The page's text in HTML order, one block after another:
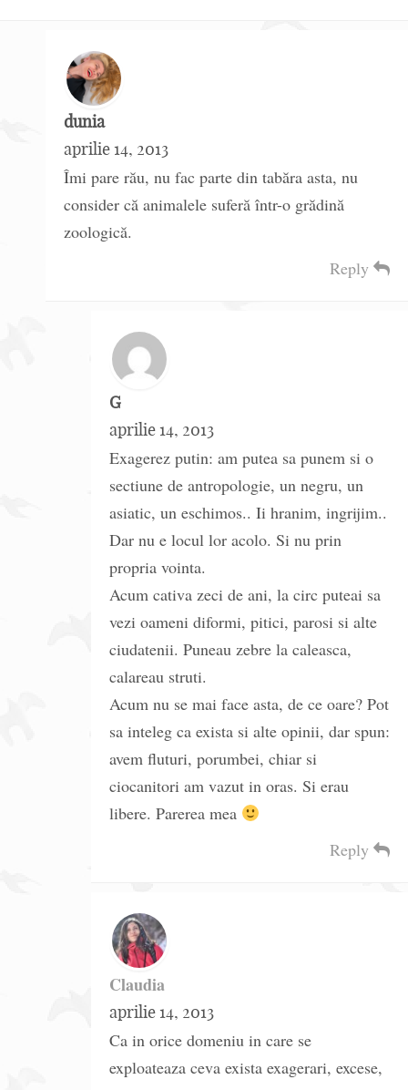
dunia
aprilie 14, 2013
Îmi pare rău, nu fac parte din tabăra asta, nu
consider că animalele suferă într-o grădină
zoologică.
Reply
G
aprilie 14, 2013
Exagerez putin: am putea sa punem si o
sectiune de antropologie, un negru, un
asiatic, un eschimos.. Ii hranim, ingrijim..
Dar nu e locul lor acolo. Si nu prin
propria vointa.
Acum cativa zeci de ani, la circ puteai sa
vezi oameni diformi, pitici, parosi si alte
ciudatenii. Puneau zebre la caleasca,
calareau struti.
Acum nu se mai face asta, de ce oare? Pot
sa inteleg ca exista si alte opinii, dar spun:
avem fluturi, porumbei, chiar si
ciocanitori am vazut in oras. Si erau
libere. Parerea mea
Reply
Claudia
aprilie 14, 2013
Ca in orice domeniu in care se
exploateaza ceva exista exagerari, excese,